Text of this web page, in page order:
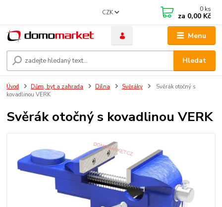
Menu
CZK
Hledat
0 ks
za 0,00 Kč
Úvod Dům, byt a zahrada Dílna Svěráky
Svěrák otočný s
kovadlinou VERK
Svěrák otočný s kovadlinou VERK